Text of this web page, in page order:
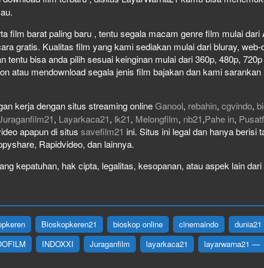
film barat paling baru , tentu segala macam genre film mulai dari
gratis. Kualitas film yang kami sediakan mulai dari bluray, web-
bisa anda pilih sesuai keinginan mulai dari 360p, 480p,
atau mendownload segala jenis film bajakan dan kami
kerja dengan situs streaming onlineGanool, rebahin, cgvindo,
, Layarkaca21, lk21, Melongfilm, nb21,Pahe in,
apapun di situs savefilm21 ini. Situs ini legal dan hanya berisi
Rapidvideo, dan lainnya.
kepatuhan, hak cipta, legalitas, kesopanan, atau aspek lain
Bioskopkeren21 bioskop online cinemaindo dunia21
INDOXXI Juraganfilm layarkaca21 layarwarna21 —